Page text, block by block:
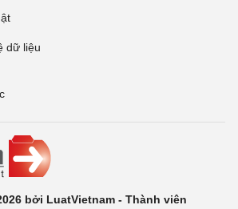
dữ liệu
bởi LuatVietnam - Thành viên